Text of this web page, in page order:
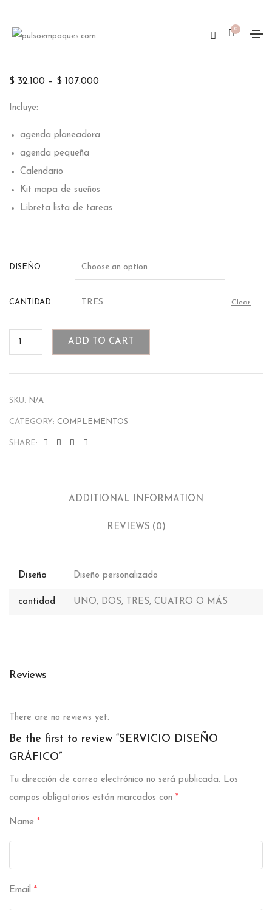
0
$ 32.100 – $ 107.000
Incluye:
agenda planeadora
agenda pequeña
Calendario
Kit mapa de sueños
Libreta lista de tareas
DISEÑO
CANTIDAD Clear
ADD TO CART
SKU: N/A
CATEGORY: COMPLEMENTOS
SHARE:
ADDITIONAL INFORMATION
REVIEWS (0)
Diseño Diseño personalizado
cantidad UNO, DOS, TRES, CUATRO O MÁS
Reviews
There are no reviews yet.
Be the first to review “SERVICIO DISEÑO
GRÁFICO”
Tu dirección de correo electrónico no será publicada. Los
campos obligatorios están marcados con *
Name *
Email *